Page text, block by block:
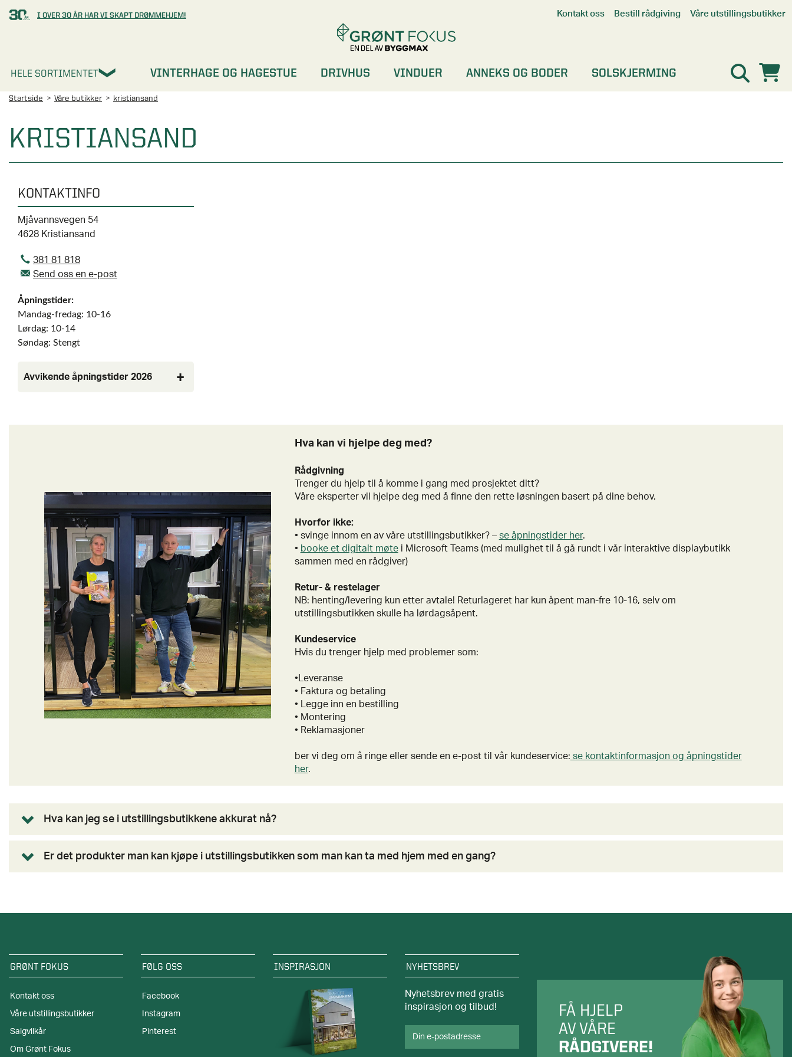
I OVER 30 ÅR HAR VI SKAPT DRØMMEHJEM! Kontakt oss Bestill rådgiving Våre utstillingsbutikker
Kristiansand
HELE SORTIMENTET VINTERHAGE OG HAGESTUE DRIVHUS VINDUER ANNEKS OG BODER
SOLSKJERMING
DØRER
GARDEROBER
Startside Våre butikker kristiansand
KRISTIANSAND
KONTAKTINFO
Mjåvannsvegen 54
4628 Kristiansand
381 81 818
Send oss en e-post
Åpningstider:
Mandag-fredag: 10-16
Lørdag: 10-14
Søndag: Stengt
Avvikende åpningstider 2026
Hva kan vi hjelpe deg med?
Rådgivning
Trenger du hjelp til å komme i gang med prosjektet ditt?
Våre eksperter vil hjelpe deg med å finne den rette løsningen basert på dine behov.
Hvorfor ikke:
• svinge innom en av våre utstillingsbutikker? – se åpningstider her.
• booke et digitalt møtei Microsoft Teams (med mulighet til å gå rundt i vår interaktive displaybutikk
sammen med en rådgiver)
Retur- & restelager
NB: henting/levering kun etter avtale! Returlageret har kun åpent man-fre 10-16, selv om
utstillingsbutikken skulle ha lørdagsåpent.
Kundeservice
Hvis du trenger hjelp med problemer som:
•Leveranse
• Faktura og betaling
• Legge inn en bestilling
• Montering
• Reklamasjoner
ber vi deg om å ringe eller sende en e-post til vår kundeservice: se kontaktinformasjon og åpningstider
her.
Hva kan jeg se i utstillingsbutikkene akkurat nå?
Er det produkter man kan kjøpe i utstillingsbutikken som man kan ta med hjem med en gang?
GRØNT FOKUS
Kontakt oss
Våre utstillingsbutikker
Salgvilkår
Om Grønt Fokus
FØLG OSS
Facebook
Instagram
Pinterest
INSPIRASJON NYHETSBREV
Nyhetsbrev med gratis
inspirasjon og tilbud!
FÅ HJELP
AV VÅRE
RÅDGIVERE!